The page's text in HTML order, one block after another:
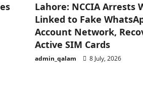
Lahore: NCCIA Arrests
Linked to Fake
Account Network,
Active SIM Cards
admin_qalam 8 July, 2026